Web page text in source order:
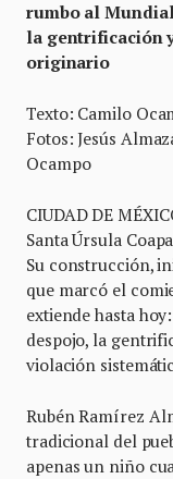
rumbo al
la gentrificación
originario
Texto: Camilo
Fotos: Jesús
Ocampo
CIUDAD DE
Santa Úrsula
Su construcción,
que marcó el
extiende hasta
despojo, la
violación
Rubén Ramírez
tradicional del
apenas un niño